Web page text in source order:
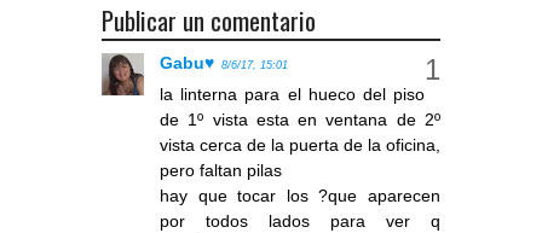
Publicar un comentario
Gabu♥ 8/6/17, 15:01
la linterna para el hueco del piso
de 1º vista esta en ventana de 2º
vista cerca de la puerta de la oficina,
pero faltan pilas
hay que tocar los ?que aparecen
por todos lados para ver q